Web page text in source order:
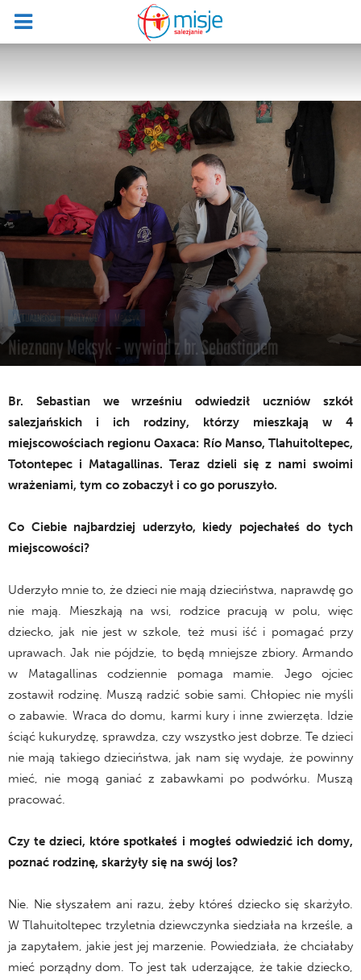
AKTUALNOŚCI ARTYKUŁY Meksyk
Nieznany Meksyk – wywiad z br. Sebastianem
Br. Sebastian we wrześniu odwiedził uczniów szkół
salezjańskich i ich rodziny, którzy mieszkają w 4
miejscowościach regionu Oaxaca: Río Manso, Tlahuitoltepec,
Totontepec i Matagallinas. Teraz dzieli się z nami swoimi
wrażeniami, tym co zobaczył i co go poruszyło.
Co Ciebie najbardziej uderzyło, kiedy pojechałeś do tych
miejscowości?
Uderzyło mnie to, że dzieci nie mają dzieciństwa, naprawdę go
nie mają. Mieszkają na wsi, rodzice pracują w polu, więc
dziecko, jak nie jest w szkole, też musi iść i pomagać przy
uprawach. Jak nie pójdzie, to będą mniejsze zbiory. Armando
w Matagallinas codziennie pomaga mamie. Jego ojciec
zostawił rodzinę. Muszą radzić sobie sami. Chłopiec nie myśli
o zabawie. Wraca do domu, karmi kury i inne zwierzęta. Idzie
ściąć kukurydzę, sprawdza, czy wszystko jest dobrze. Te dzieci
nie mają takiego dzieciństwa, jak nam się wydaje, że powinny
mieć, nie mogą ganiać z zabawkami po podwórku. Muszą
pracować.
Czy te dzieci, które spotkałeś i mogłeś odwiedzić ich domy,
poznać rodzinę, skarżyły się na swój los?
Nie. Nie słyszałem ani razu, żeby któreś dziecko się skarżyło.
W Tlahuitoltepec trzyletnia dziewczynka siedziała na krześle, a
ja zapytałem, jakie jest jej marzenie. Powiedziała, że chciałaby
mieć porządny dom. To jest tak uderzające, że takie dziecko,